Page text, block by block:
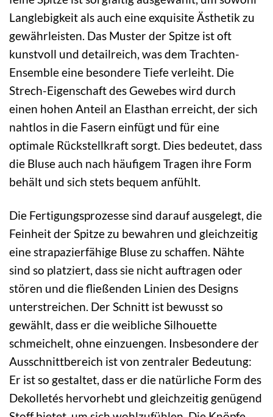
Langlebigkeit als auch eine exquisite Ästhetik zu
gewährleisten. Das Muster der Spitze ist oft
kunstvoll und detailreich, was dem Trachten-
Ensemble eine besondere Tiefe verleiht. Die
Strech-Eigenschaft des Gewebes wird durch
einen hohen Anteil an Elasthan erreicht, der sich
nahtlos in die Fasern einfügt und für eine
optimale Rückstellkraft sorgt. Dies bedeutet, dass
die Bluse auch nach häufigem Tragen ihre Form
behält und sich stets bequem anfühlt.
Die Fertigungsprozesse sind darauf ausgelegt, die
Feinheit der Spitze zu bewahren und gleichzeitig
eine strapazierfähige Bluse zu schaffen. Nähte
sind so platziert, dass sie nicht auftragen oder
stören und die fließenden Linien des Designs
unterstreichen. Der Schnitt ist bewusst so
gewählt, dass er die weibliche Silhouette
schmeichelt, ohne einzuengen. Insbesondere der
Ausschnittbereich ist von zentraler Bedeutung:
Er ist so gestaltet, dass er die natürliche Form des
Dekolletés hervorhebt und gleichzeitig genügend